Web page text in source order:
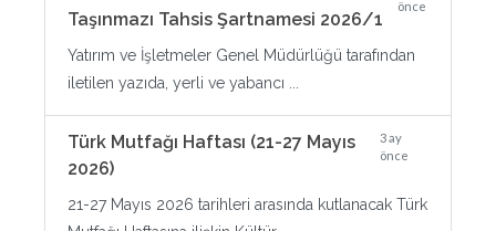
Taşınmazı Tahsis Şartnamesi 2026/1
önce
Yatırım ve İşletmeler Genel Müdürlüğü tarafından
iletilen yazıda, yerli ve yabancı ...
Türk Mutfağı Haftası (21-27 Mayıs
2026)
3 ay
önce
21-27 Mayıs 2026 tarihleri arasında kutlanacak Türk